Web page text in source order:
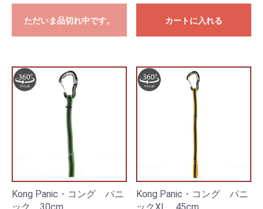
ただいま品切れ中です。 カートに入れる
Kong Panic・コング パニ
Kong Panic・コング パニ